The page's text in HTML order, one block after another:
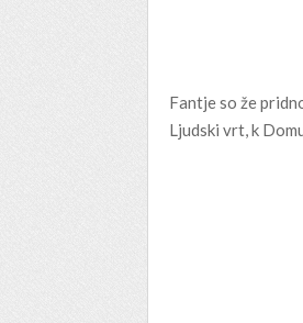
Fantje so že
Ljudski vrt, k